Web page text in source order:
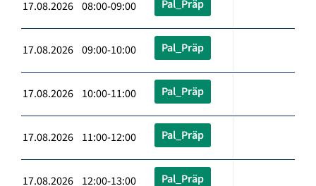
17.08.2026 08:00-09:00 Pal_Präp
17.08.2026 09:00-10:00 Pal_Präp
17.08.2026 10:00-11:00 Pal_Präp
17.08.2026 11:00-12:00 Pal_Präp
17.08.2026 12:00-13:00 Pal_Präp